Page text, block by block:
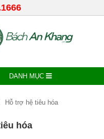
DANH MỤC
Hỗ trợ hệ tiêu hóa
hóa